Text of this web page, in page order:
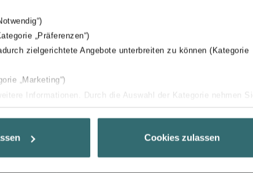
„Präferenzen“)
zielgerichtete Angebote unterbreiten zu können (Kategorie
„Marketing“)
Informationen. Durch die Auswahl der Kategorie nehmen Sie
zu ermöglichen und Ihnen maßgeschneiderte Informationen
können Sie selbstverständlich über einen Link in der
Cookies zulassen
1000
292 mm
62 mm